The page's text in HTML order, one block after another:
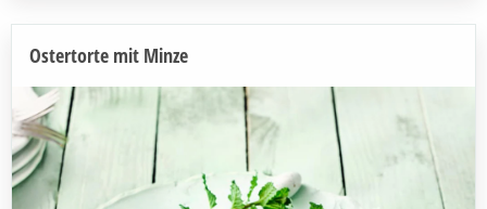
Ostertorte mit Minze